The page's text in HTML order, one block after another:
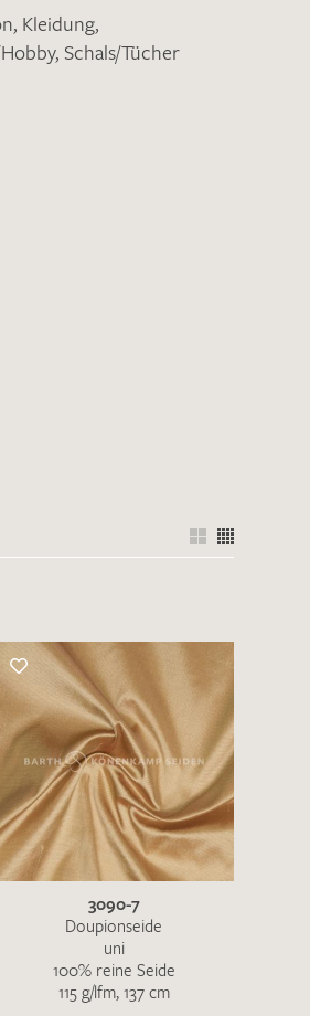
, Kleidung,
, Schals/Tücher
3090-7
Doupionseide
uni
100% reine Seide
115 g/lfm, 137 cm